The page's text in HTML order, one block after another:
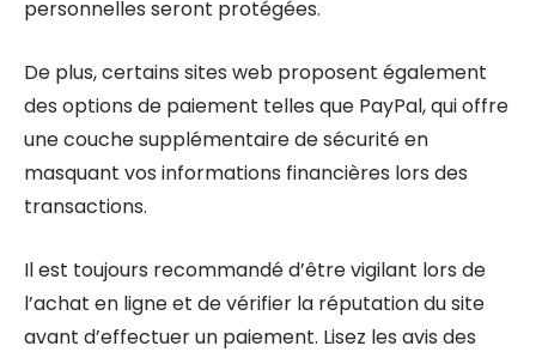
personnelles seront protégées.
De plus, certains sites web proposent également
des options de paiement telles que PayPal, qui offre
une couche supplémentaire de sécurité en
masquant vos informations financières lors des
transactions.
Il est toujours recommandé d’être vigilant lors de
l’achat en ligne et de vérifier la réputation du site
avant d’effectuer un paiement. Lisez les avis des